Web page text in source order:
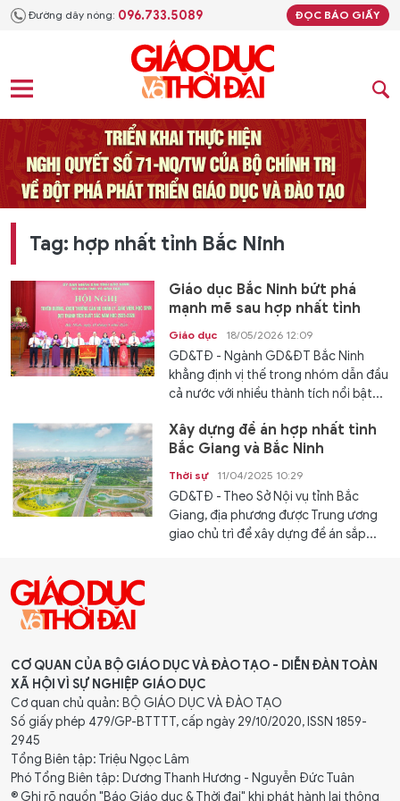
Đường dây nóng: 096.733.5089 ĐỌC BÁO GIẤY
Tag: hợp nhất tỉnh Bắc Ninh
Giáo dục Bắc Ninh bứt phá
mạnh mẽ sau hợp nhất tỉnh
Giáo dục 18/05/2026 12:09
GD&TĐ - Ngành GD&ĐT Bắc Ninh
khẳng định vị thế trong nhóm dẫn đầu
cả nước với nhiều thành tích nổi bật...
Xây dựng đề án hợp nhất tỉnh
Bắc Giang và Bắc Ninh
Thời sự 11/04/2025 10:29
GD&TĐ - Theo Sở Nội vụ tỉnh Bắc
Giang, địa phương được Trung ương
giao chủ trì để xây dựng đề án sắp...
CƠ QUAN CỦA BỘ GIÁO DỤC VÀ ĐÀO TẠO - DIỄN ĐÀN TOÀN
XÃ HỘI VÌ SỰ NGHIỆP GIÁO DỤC
Cơ quan chủ quản: BỘ GIÁO DỤC VÀ ĐÀO TẠO
Số giấy phép 479/GP-BTTTT, cấp ngày 29/10/2020, ISSN 1859-
2945
Tổng Biên tập: Triệu Ngọc Lâm
Phó Tổng Biên tập: Dương Thanh Hương - Nguyễn Đức Tuân
® Ghi rõ nguồn "Báo Giáo dục & Thời đại" khi phát hành lại thông